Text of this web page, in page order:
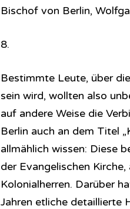
Bischof von Berlin,
8.
Bestimmte Leute, über
sein wird, wollten also
auf andere Weise die
Berlin auch an dem Titel
allmählich wissen: Diese
der Evangelischen
Kolonialherren. Darüber
Jahren etliche detaillierte